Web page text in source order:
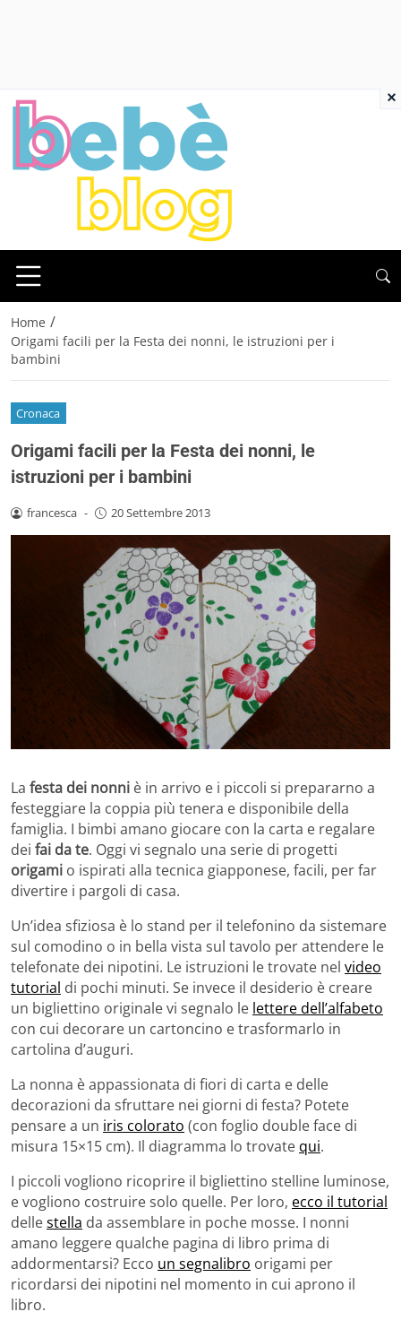
Home /
Origami facili per la Festa dei nonni, le istruzioni per i
bambini
Cronaca
Origami facili per la Festa dei nonni, le
istruzioni per i bambini
francesca - 20 Settembre 2013
La festa dei nonni è in arrivo e i piccoli si prepararno a
festeggiare la coppia più tenera e disponibile della
famiglia. I bimbi amano giocare con la carta e regalare
dei fai da te. Oggi vi segnalo una serie di progetti
origami o ispirati alla tecnica giapponese, facili, per far
divertire i pargoli di casa.
Un’idea sfiziosa è lo stand per il telefonino da sistemare
sul comodino o in bella vista sul tavolo per attendere le
telefonate dei nipotini. Le istruzioni le trovate nel video
tutorial di pochi minuti. Se invece il desiderio è creare
un bigliettino originale vi segnalo le lettere dell’alfabeto
con cui decorare un cartoncino e trasformarlo in
cartolina d’auguri.
La nonna è appassionata di fiori di carta e delle
decorazioni da sfruttare nei giorni di festa? Potete
pensare a un iris colorato (con foglio double face di
misura 15×15 cm). Il diagramma lo trovate qui.
I piccoli vogliono ricoprire il bigliettino stelline luminose,
e vogliono costruire solo quelle. Per loro, ecco il tutorial
dellestella da assemblare in poche mosse. I nonni
amano leggere qualche pagina di libro prima di
addormentarsi? Ecco un segnalibro origami per
ricordarsi dei nipotini nel momento in cui aprono il
libro.
×